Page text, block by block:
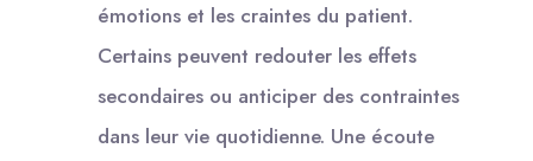
émotions et les craintes du patient.
Certains peuvent redouter les effets
secondaires ou anticiper des contraintes
dans leur vie quotidienne. Une écoute